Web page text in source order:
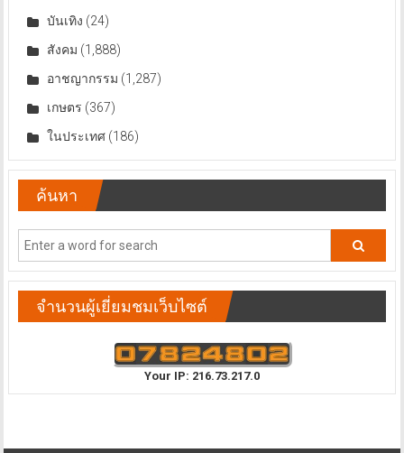
บันเทิง (24)
สังคม (1,888)
อาชญากรรม (1,287)
เกษตร (367)
ในประเทศ(186)
ค้นหา
จำนวนผู้เยี่ยมชมเว็บไซต์
Your IP: 216.73.217.0